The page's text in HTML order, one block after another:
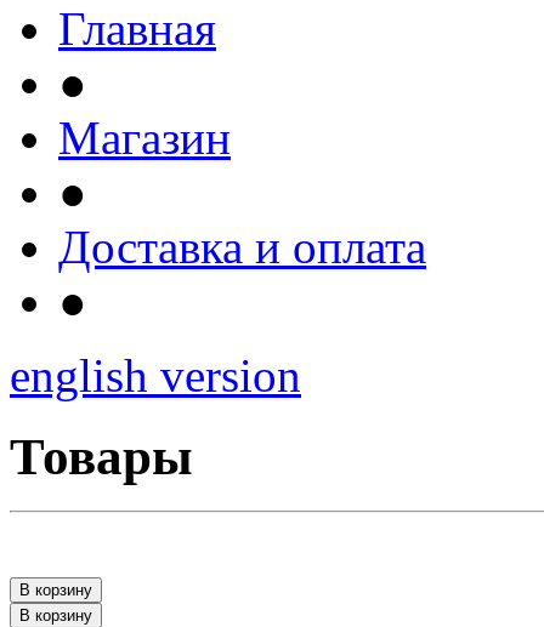
Главная
●
Магазин
●
Доставка и оплата
●
english version
Товары
В корзину
В корзину